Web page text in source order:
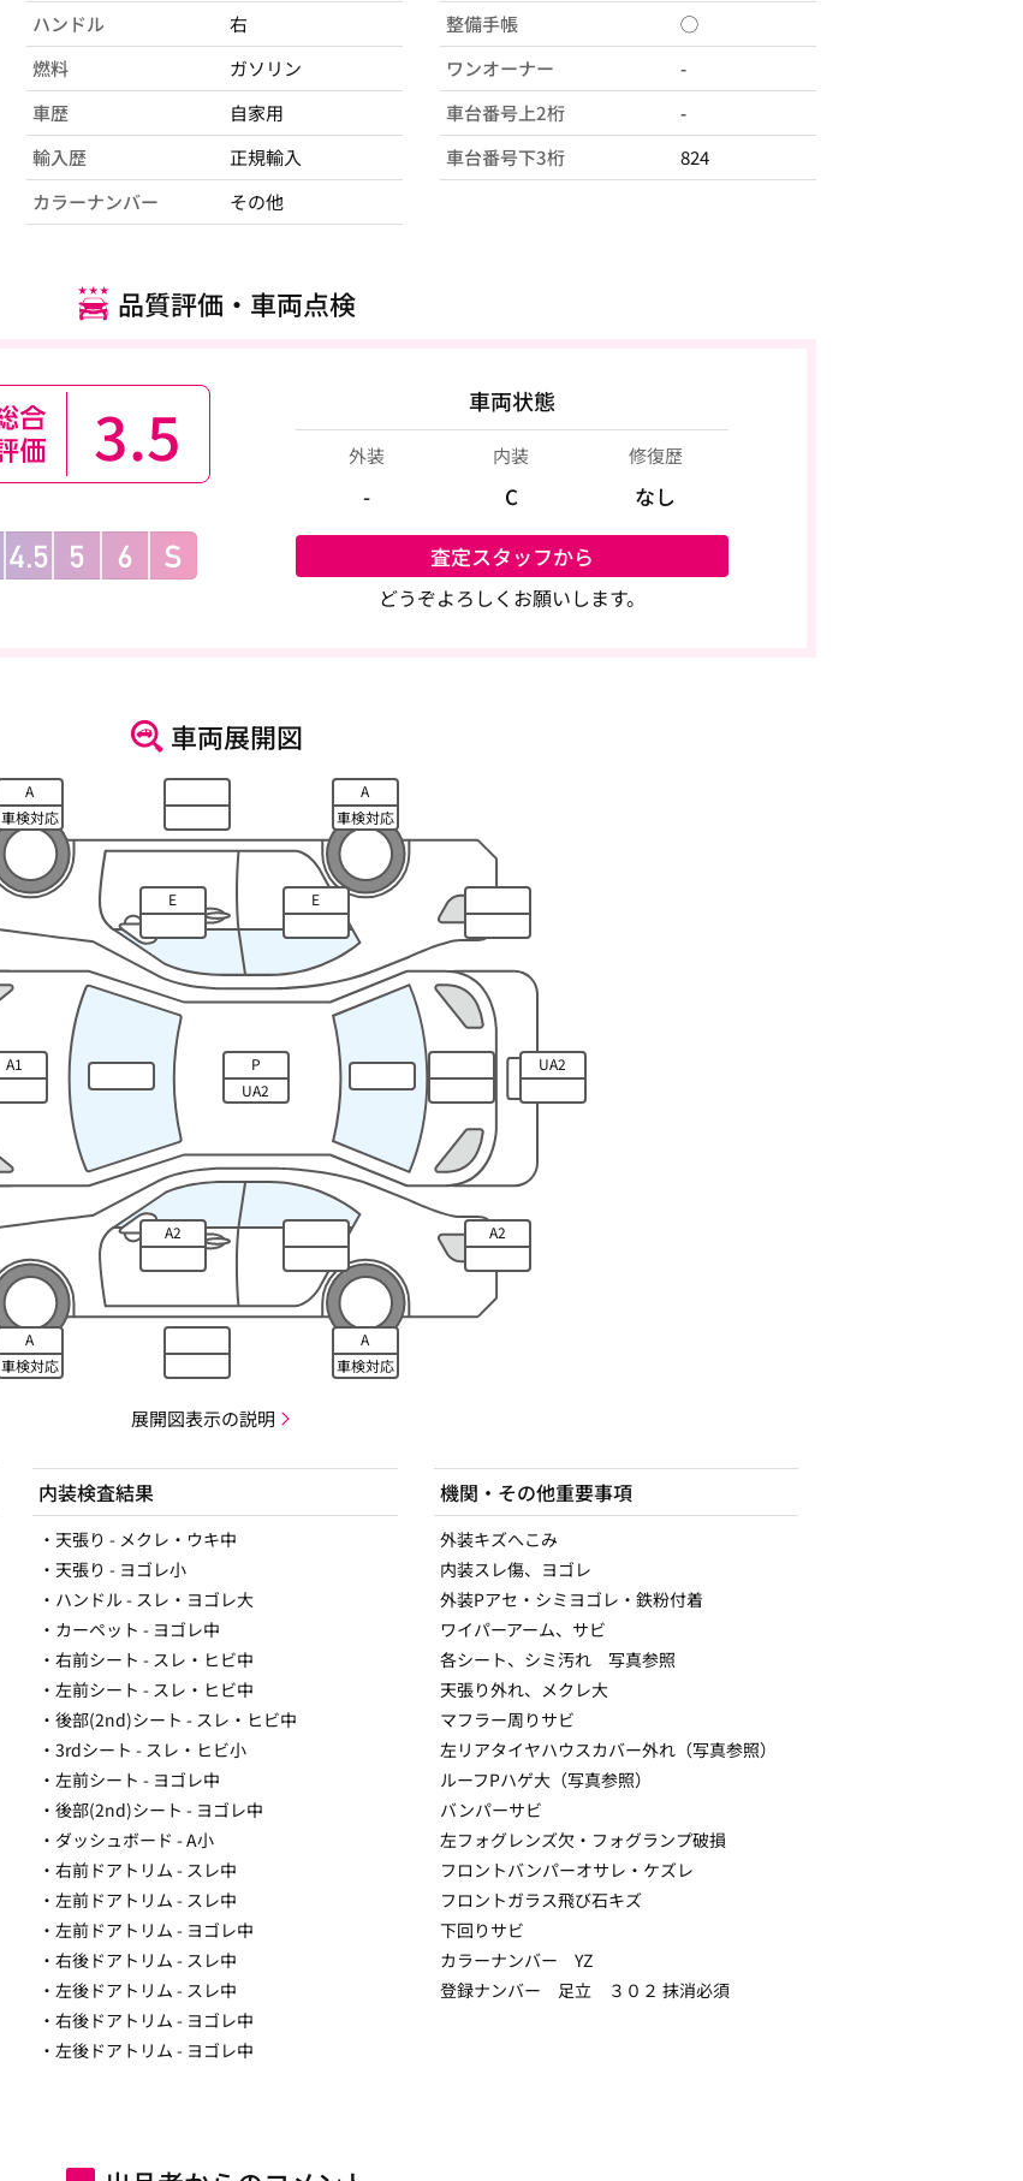
ハンドル
右
燃料
ガソリン
車歴
自家用
輸入歴
正規輸入
カラーナンバー
その他
整備手帳
◯
ワンオーナー
-
車台番号上2桁
-
車台番号下3桁
824
品質評価・車両点検
3.5 車両状態
外装
-
内装
C
修復歴
なし
査定スタッフから
どうぞよろしくお願いします。
車両展開図
A
車検対応
A
車検対応
E E
A1
P
UA2
UA2
A2 A2
A
車検対応
A
車検対応
展開図表示の説明
内装検査結果
・天張り - メクレ・ウキ中
・天張り - ヨゴレ小
・ハンドル - スレ・ヨゴレ大
・カーペット - ヨゴレ中
・右前シート - スレ・ヒビ中
・左前シート - スレ・ヒビ中
・後部(2nd)シート - スレ・ヒビ中
・3rdシート - スレ・ヒビ小
・左前シート - ヨゴレ中
・後部(2nd)シート - ヨゴレ中
・ダッシュボード - A小
・右前ドアトリム - スレ中
・左前ドアトリム - スレ中
・左前ドアトリム - ヨゴレ中
・右後ドアトリム - スレ中
・左後ドアトリム - スレ中
・右後ドアトリム - ヨゴレ中
・左後ドアトリム - ヨゴレ中
機関・その他重要事項
外装キズへこみ
内装スレ傷、ヨゴレ
外装Pアセ・シミヨゴレ・鉄粉付着
ワイパーアーム、サビ
各シート、シミ汚れ 写真参照
天張り外れ、メクレ大
マフラー周りサビ
左リアタイヤハウスカバー外れ（写真参照）
ルーフPハゲ大（写真参照）
バンパーサビ
左フォグレンズ欠・フォグランプ破損
フロントバンパーオサレ・ケズレ
フロントガラス飛び石キズ
下回りサビ
カラーナンバー YZ
登録ナンバー 足立 ３０２ 抹消必須